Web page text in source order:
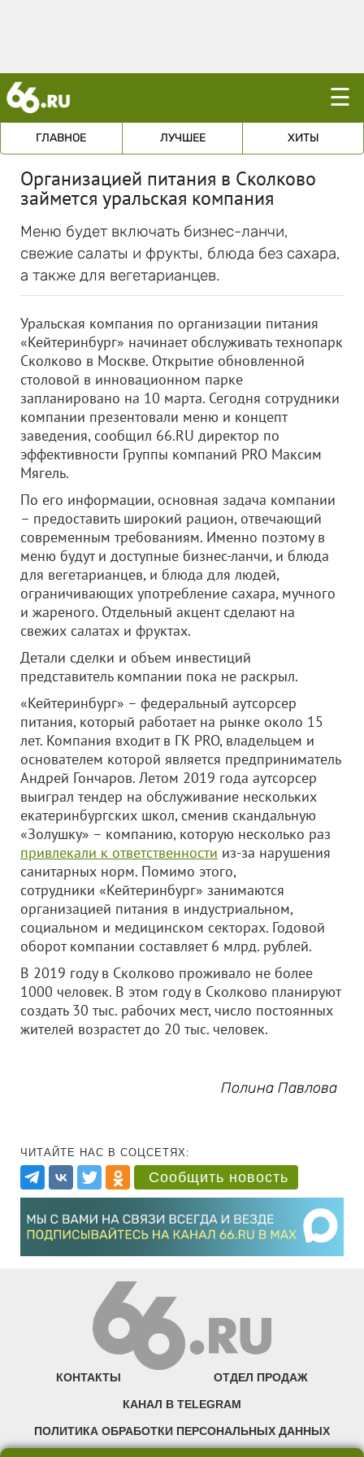
☰
ГЛАВНОЕ ЛУЧШЕЕ ХИТЫ
Организацией питания в Сколково
займется уральская компания
Меню будет включать бизнес-ланчи,
свежие салаты и фрукты, блюда без сахара,
а также для вегетарианцев.
Уральская компания по организации питания
«Кейтеринбург» начинает обслуживать технопарк
Сколково в Москве. Открытие обновленной
столовой в инновационном парке
запланировано на 10 марта. Сегодня сотрудники
компании презентовали меню и концепт
заведения, сообщил 66.RU директор по
эффективности Группы компаний PRO Максим
Мягель.
По его информации, основная задача компании
– предоставить широкий рацион, отвечающий
современным требованиям. Именно поэтому в
меню будут и доступные бизнес-ланчи, и блюда
для вегетарианцев, и блюда для людей,
ограничивающих употребление сахара, мучного
и жареного. Отдельный акцент сделают на
свежих салатах и фруктах.
Детали сделки и объем инвестиций
представитель компании пока не раскрыл.
«Кейтеринбург» – федеральный аутсорсер
питания, который работает на рынке около 15
лет. Компания входит в ГК PRO, владельцем и
основателем которой является предприниматель
Андрей Гончаров. Летом 2019 года аутсорсер
выиграл тендер на обслуживание нескольких
екатеринбургских школ, сменив скандальную
«Золушку» – компанию, которую несколько раз
привлекали к ответственности из-за нарушения
санитарных норм. Помимо этого,
сотрудники «Кейтеринбург» занимаются
организацией питания в индустриальном,
социальном и медицинском секторах. Годовой
оборот компании составляет 6 млрд. рублей.
В 2019 году в Сколково проживало не более
1000 человек. В этом году в Сколково планируют
создать 30 тыс. рабочих мест, число постоянных
жителей возрастет до 20 тыс. человек.
Полина Павлова
ЧИТАЙТЕ НАС В СОЦСЕТЯХ:
Сообщить новость
КОНТАКТЫ ОТДЕЛ ПРОДАЖ
КАНАЛ В TELEGRAM
ПОЛИТИКА ОБРАБОТКИ ПЕРСОНАЛЬНЫХ ДАННЫХ